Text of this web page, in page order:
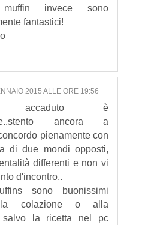
invece sono
fantastici!
2015 ALLE ORE 19:56
accaduto è
ancora a
pienamente con
di due mondi opposti,
differenti e non vi
d'incontro..
sono buonissimi
colazione o alla
salvo la ricetta nel pc